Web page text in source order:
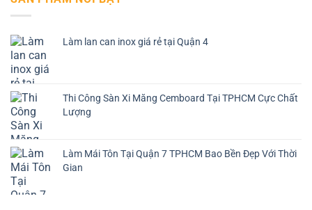
Làm lan can inox giá rẻ tại Quận 4
Thi Công Sàn Xi Măng Cemboard Tại TPHCM Cực Chất
Lượng
Làm Mái Tôn Tại Quận 7 TPHCM Bao Bền Đẹp Với Thời
Gian